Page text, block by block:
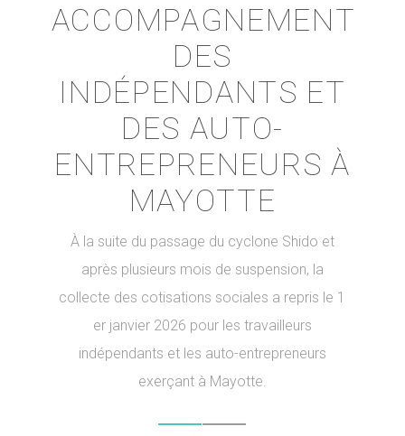
ACCOMPAGNEMENT
DES
INDÉPENDANTS ET
DES AUTO-
ENTREPRENEURS À
MAYOTTE
À la suite du passage du cyclone Shido et
après plusieurs mois de suspension, la
collecte des cotisations sociales a repris le 1
er janvier 2026 pour les travailleurs
indépendants et les auto-entrepreneurs
exerçant à Mayotte.